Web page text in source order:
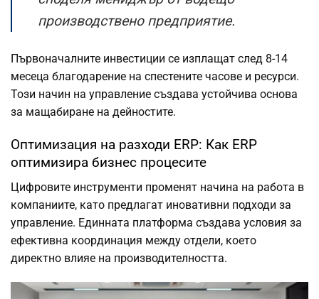
производствено предприятие.
Първоначалните инвестиции се изплащат след 8-14
месеца благодарение на спестените часове и ресурси.
Този начин на управление създава устойчива основа
за мащабиране на дейностите.
Оптимизация на разходи ERP: Как ERP
оптимизира бизнес процесите
Цифровите инструменти променят начина на работа в
компаниите, като предлагат иновативни подходи за
управление. Единната платформа създава условия за
ефективна координация между отдели, което
директно влияе на производителността.